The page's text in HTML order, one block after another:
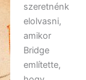
szeretnénk
elolvasni,
amikor
Bridge
említette,